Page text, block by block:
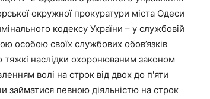
окружної прокуратури міста Одеси
кодексу України – у службовій
особою своїх службових обов’язків
наслідки охоронюваним законом
волі на строк від двох до п'яти
займатися певною діяльністю на строк